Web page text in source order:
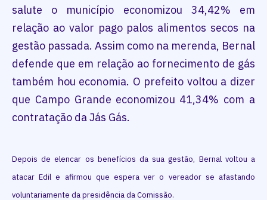
salute o município economizou 34,42% em
relação ao valor pago palos alimentos secos na
gestão passada. Assim como na merenda, Bernal
defende que em relação ao fornecimento de gás
também hou economia. O prefeito voltou a dizer
que Campo Grande economizou 41,34% com a
contratação da Jás Gás.
Depois de elencar os benefícios da sua gestão, Bernal voltou a
atacar Edil e afirmou que espera ver o vereador se afastando
voluntariamente da presidência da Comissão.